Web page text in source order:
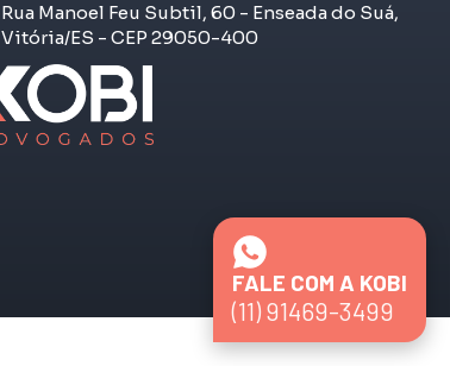
Rua Manoel Feu Subtil, 60 - Enseada do Suá,
Vitória/ES - CEP 29050-400
FALE COM A KOBI
(11) 91469-3499